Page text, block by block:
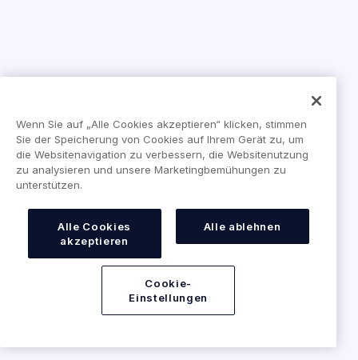
Wenn Sie auf „Alle Cookies akzeptieren“ klicken, stimmen
Sie der Speicherung von Cookies auf Ihrem Gerät zu, um
die Websitenavigation zu verbessern, die Websitenutzung
zu analysieren und unsere Marketingbemühungen zu
unterstützen.
Alle Cookies
akzeptieren
Alle ablehnen
Cookie-
Einstellungen